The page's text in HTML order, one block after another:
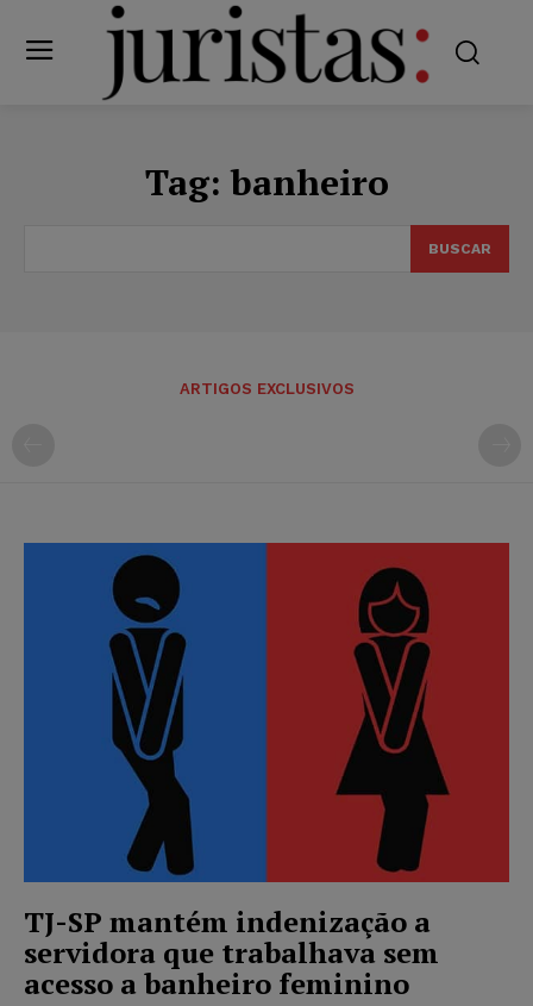
Tag:banheiro
BUSCAR
ARTIGOS EXCLUSIVOS
TJ-SP mantém indenização a
servidora que trabalhava sem
acesso a banheiro feminino